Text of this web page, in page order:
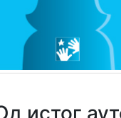
истог